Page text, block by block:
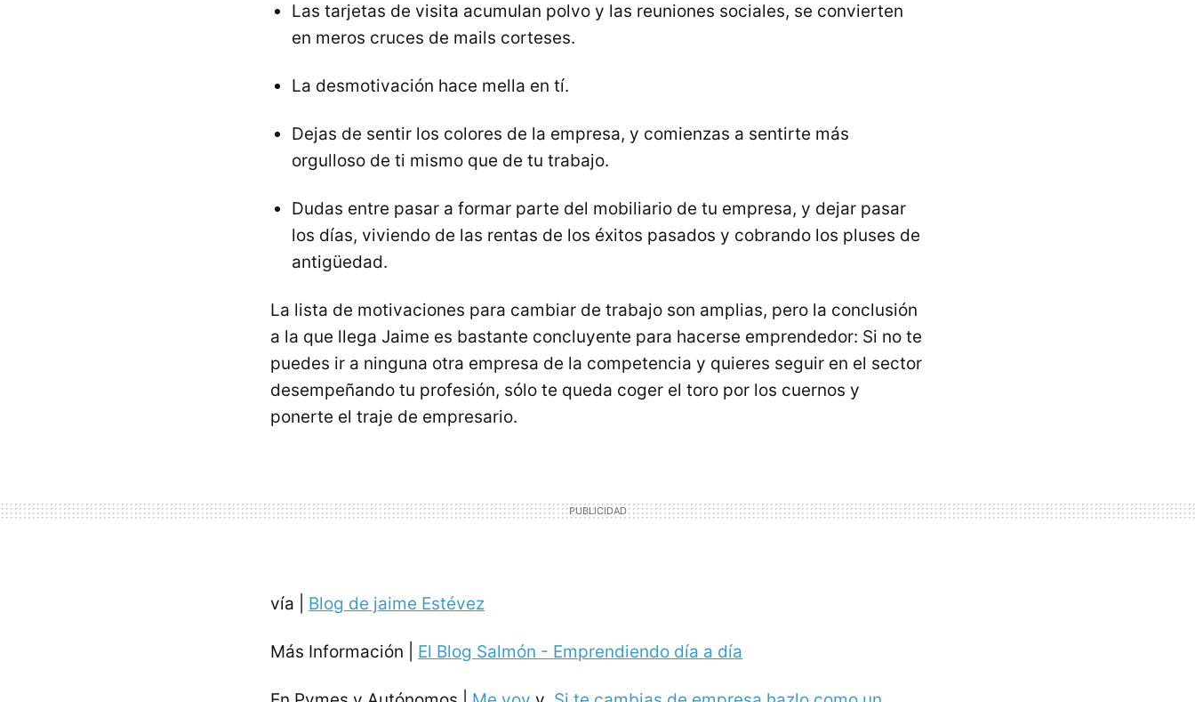
Las tarjetas de visita acumulan polvo y las reuniones sociales, se convierten
en meros cruces de mails corteses.
La desmotivación hace mella en tí.
Dejas de sentir los colores de la empresa, y comienzas a sentirte más
orgulloso de ti mismo que de tu trabajo.
Dudas entre pasar a formar parte del mobiliario de tu empresa, y dejar pasar
los días, viviendo de las rentas de los éxitos pasados y cobrando los pluses de
antigüedad.
La lista de motivaciones para cambiar de trabajo son amplias, pero la conclusión
a la que llega Jaime es bastante concluyente para hacerse emprendedor: Si no te
puedes ir a ninguna otra empresa de la competencia y quieres seguir en el sector
desempeñando tu profesión, sólo te queda coger el toro por los cuernos y
ponerte el traje de empresario.
vía | Blog de jaime Estévez
Más Información | El Blog Salmón - Emprendiendo día a día